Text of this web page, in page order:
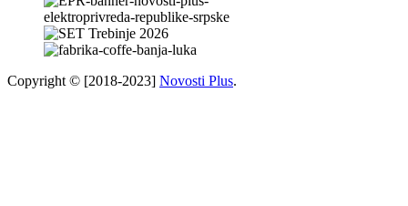
Copyright © [2018-2023] Novosti Plus.